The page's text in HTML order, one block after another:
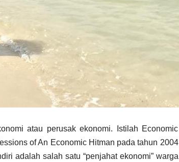
atau perusak ekonomi. Istilah Economic
of An Economic Hitman pada tahun 2004
adalah salah satu “penjahat ekonomi” warga